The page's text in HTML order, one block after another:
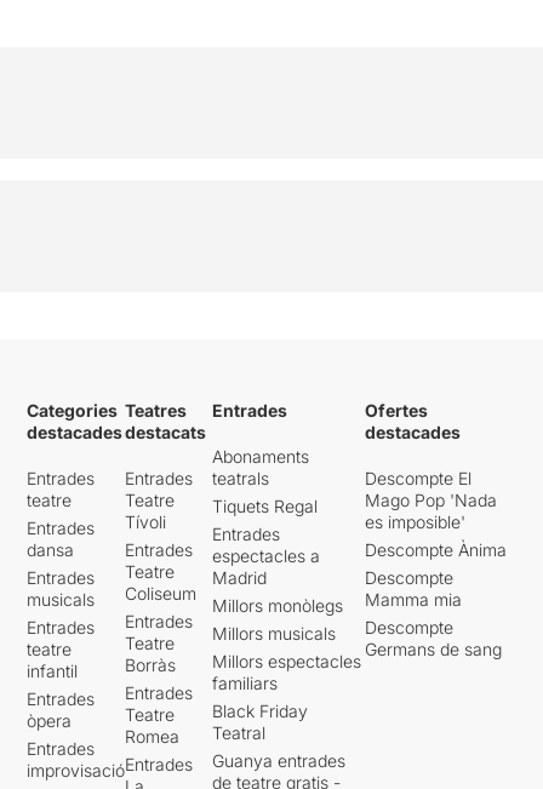
Categories
destacades
Entrades
teatre
Entrades
dansa
Entrades
musicals
Entrades
teatre
infantil
Entrades
òpera
Entrades
improvisació
Teatres
destacats
Entrades
Teatre
Tívoli
Entrades
Teatre
Coliseum
Entrades
Teatre
Borràs
Entrades
Teatre
Romea
Entrades
Entrades
Abonaments
teatrals
Tiquets Regal
Entrades
espectacles a
Madrid
Millors monòlegs
Millors musicals
Millors espectacles
familiars
Black Friday
Teatral
Guanya entrades
de teatre gratis -
Ofertes
destacades
Descompte El
Mago Pop 'Nada
es imposible'
Descompte Ànima
Descompte
Mamma mia
Descompte
Germans de sang